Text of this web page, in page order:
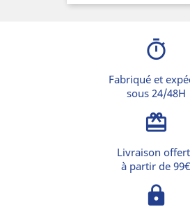
timer
Fabriqué et
sous 24/48H
card_giftcard
Livraison
à partir de 99€
lock